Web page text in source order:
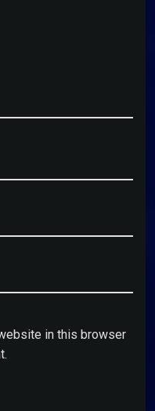
in this browser